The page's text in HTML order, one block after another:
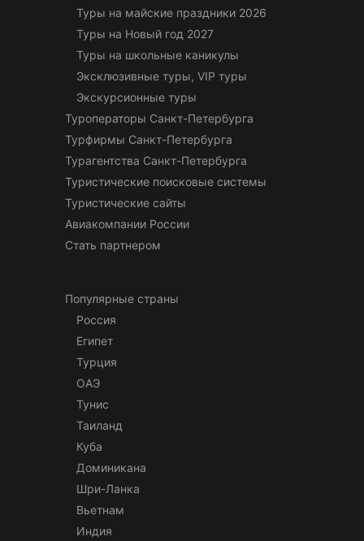
Туры на майские праздники 2026
Туры на Новый год 2027
Туры на школьные каникулы
Эксклюзивные туры, VIP туры
Экскурсионные туры
Туроператоры Санкт-Петербурга
Турфирмы Санкт-Петербурга
Турагентства Санкт-Петербурга
Туристические поисковые системы
Туристические сайты
Авиакомпании России
Стать партнером
Популярные страны
Россия
Египет
Турция
ОАЭ
Тунис
Таиланд
Куба
Доминикана
Шри-Ланка
Вьетнам
Индия